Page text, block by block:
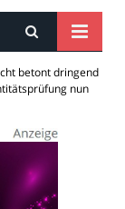
betont dringend
nun